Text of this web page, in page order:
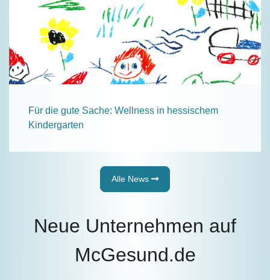
Für die gute Sache: Wellness in hessischem
Kindergarten
Alle News
Neue Unternehmen auf
McGesund.de